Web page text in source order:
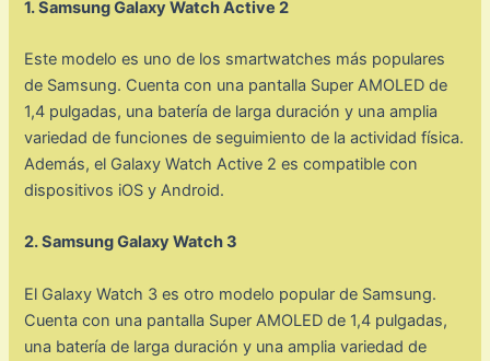
1. Samsung Galaxy Watch Active 2
Este modelo es uno de los smartwatches más populares
de Samsung. Cuenta con una pantalla Super AMOLED de
1,4 pulgadas, una batería de larga duración y una amplia
variedad de funciones de seguimiento de la actividad física.
Además, el Galaxy Watch Active 2 es compatible con
dispositivos iOS y Android.
2. Samsung Galaxy Watch 3
El Galaxy Watch 3 es otro modelo popular de Samsung.
Cuenta con una pantalla Super AMOLED de 1,4 pulgadas,
una batería de larga duración y una amplia variedad de